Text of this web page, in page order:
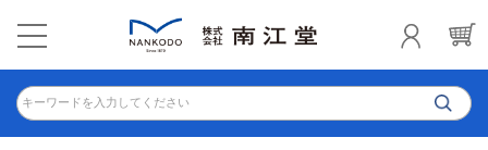
キーワードを入力してください